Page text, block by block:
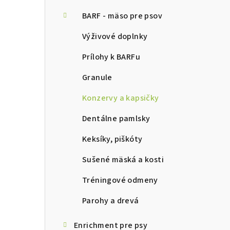
BARF - mäso pre psov
Výživové doplnky
Prílohy k BARFu
Granule
Konzervy a kapsičky
Dentálne pamlsky
Keksíky, piškóty
Sušené mäská a kosti
Tréningové odmeny
Parohy a drevá
Enrichment pre psy